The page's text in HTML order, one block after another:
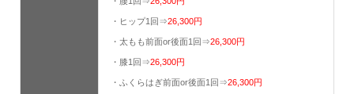
・ヒップ1回⇒26,300円
・太もも前面or後面1回⇒26,300円
・膝1回⇒26,300円
・ふくらはぎ前面or後面1回⇒26,300円